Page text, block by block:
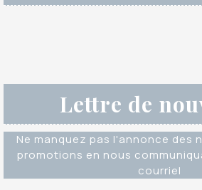
Lettre de
Ne manquez pas l'annonce des
promotions en nous
courriel